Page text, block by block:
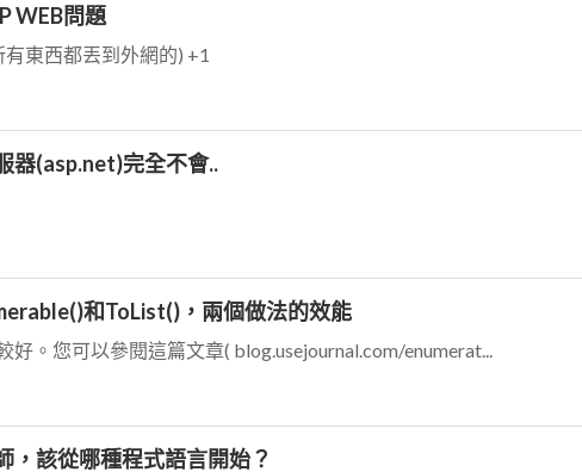
WEB問題
有東西都丟到外網的) +1
器(asp.net)完全不會..
和ToList()，兩個做法的效能
。您可以參閱這篇文章( blog.usejournal.com/enumerat...
，該從哪種程式語言開始？